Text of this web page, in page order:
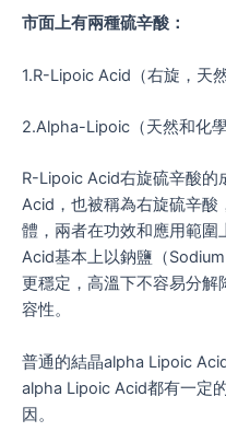
市面上有兩種硫辛酸：
1.R-Lipoic Acid（右旋，天
2.Alpha-Lipoic（天然和化
R-Lipoic Acid右旋硫辛酸
Acid，也被稱為右旋硫辛
體，兩者在功效和應用範
Acid基本上以鈉鹽（
更穩定，高溫下不容易分解
容性。
普通的結晶alpha Lipoic
alpha Lipoic Acid都有一定
因。